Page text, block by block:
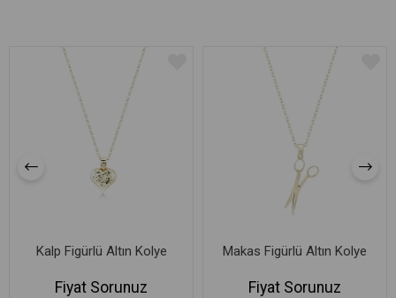
Kalp Figürlü Altın Kolye
Fiyat Sorunuz
Makas Figürlü Altın Kolye
Fiyat Sorunuz